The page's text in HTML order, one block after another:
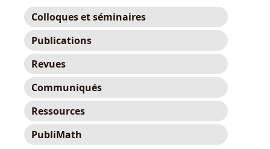
Colloques et séminaires
Publications
Revues
Communiqués
Ressources
PubliMath